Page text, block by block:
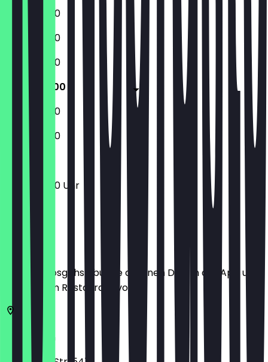
10:00 - 18:00
10:00 - 18:00
10:00 - 18:00
10:00 - 18:00
10:00 - 18:00
10:00 - 18:00
10:00 - 18:00 Uhr
Bevor du losgehst, buche dir einen Deal in der App und
zeige ihn im Restaurant vor.
50933
Köln